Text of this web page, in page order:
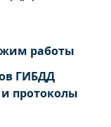
работы
ГИБДД
протоколы